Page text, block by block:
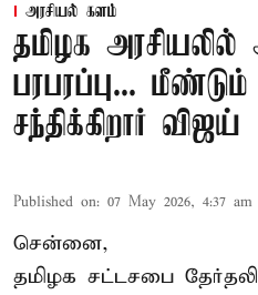
அரசியல் களம்
தமிழக அரசியலில்
பரபரப்பு...
சந்திக்கிறார் விஜய்
Published on: 07 May 2026, 4:37 am
சென்னை,
தமிழக சட்டசபை